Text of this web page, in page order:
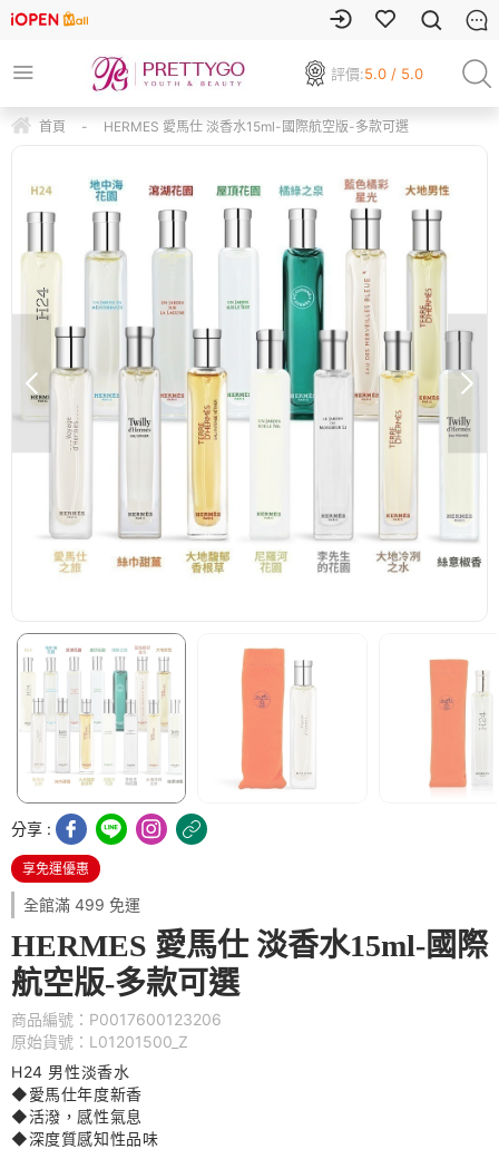
評價:5.0 / 5.0
首頁 - HERMES 愛馬仕 淡香水15ml-國際航空版-多款可選
分享 :
享免運優惠
全館滿 499 免運
HERMES 愛馬仕 淡香水15ml-國際
航空版-多款可選
商品編號：P0017600123206
原始貨號：L01201500_Z
H24 男性淡香水
◆愛馬仕年度新香
◆活潑，感性氣息
◆深度質感知性品味